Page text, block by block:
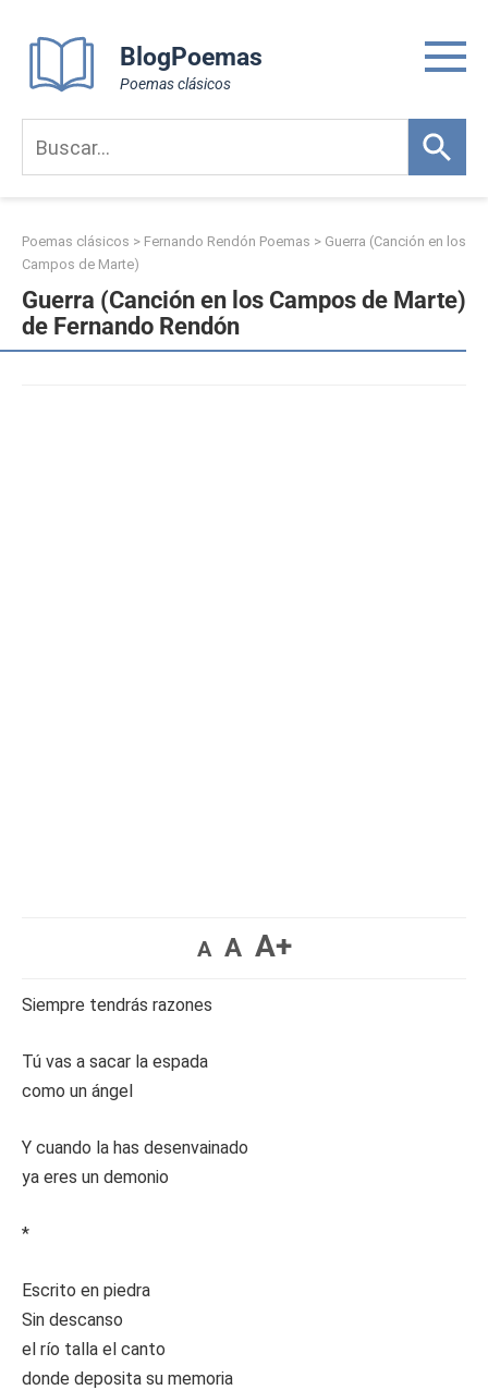
content
BlogPoemas
Poemas clásicos
Poemas clásicos > Fernando Rendón Poemas > Guerra (Canción en los
Campos de Marte)
Guerra (Canción en los Campos de Marte)
de Fernando Rendón
A A A+
Siempre tendrás razones
Tú vas a sacar la espada
como un ángel
Y cuando la has desenvainado
ya eres un demonio
*
Escrito en piedra
Sin descanso
el río talla el canto
donde deposita su memoria